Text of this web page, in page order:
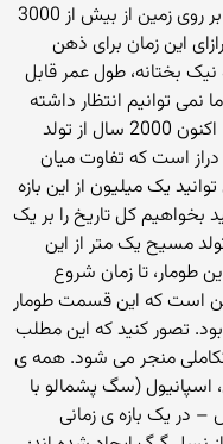
فسیل ها به ما می گویند که تکامل حیات بر روی زمین از بیش از 3000
این زمان برای ذهن
بختانه، طول عمر قابل
نمی توانیم انتظار داشته
باشیم که حتی بیش از یک قرن عمر کنیم. اکنون 2000 سال از تولد
است که تفاوت میان
یک میلیون از این بازه
بخواهیم کل تاریخ را بر یک
مسیح یک متر از این
طومار، تا زمان شروع
است که این قسمت طومار
تصور کنید که این مطلب
تکاملی منجر می شود. همه ی
(سگ پشمالو با
در یک بازه ی زمانی